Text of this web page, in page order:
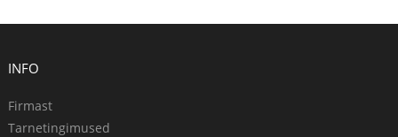
INFO
Firmast
Tarnetingimused